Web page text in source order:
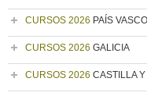
CURSOS 2026 PAÍS VASCO
CURSOS 2026 GALICIA
CURSOS 2026 CASTILLA Y